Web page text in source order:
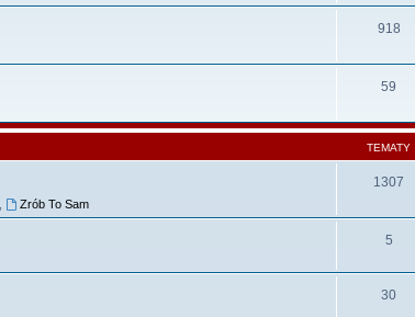
918
59
TEMATY
Zrób To Sam
1307
5
30